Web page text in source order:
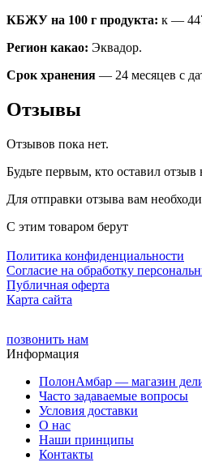
КБЖУ на 100 г продукта: к —
Регион какао: Эквадор.
Срок хранения — 24 месяцев с
Отзывы
Отзывов пока нет.
Будьте первым, кто оставил
Для отправки отзыва вам
С этим товаром берут
Политика конфиденциальности
Cогласие на обработку
Публичная оферта
Карта сайта
позвонить нам
Информация
ПолонАмбар — магазин
Часто задаваемые вопросы
Условия доставки
О нас
Наши принципы
Контакты